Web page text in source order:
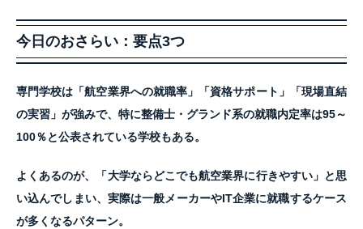
今日のおさらい：要点3つ
専門学校は「航空業界への就職率」「資格サポート」「現場直結
の実習」が強みで、特に整備士・グランド系の就職内定率は95～
100％と公表されている学校もある。
よくあるのが、「大学ならどこでも航空業界に行きやすい」と思
い込んでしまい、実際は一般メーカーやIT企業に就職するケース
が多くなるパターン。